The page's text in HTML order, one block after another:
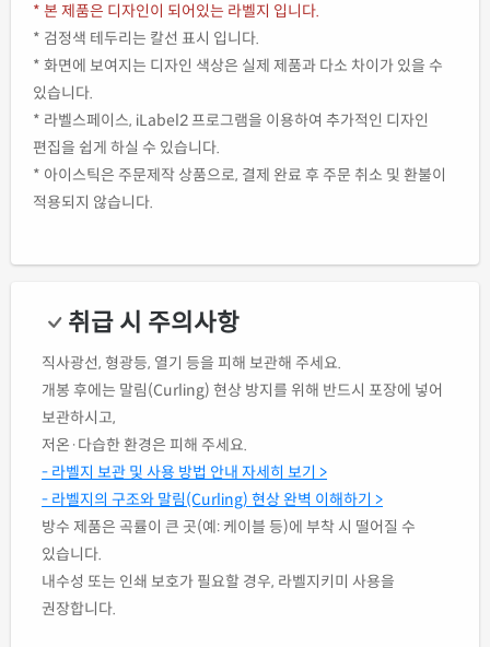
* 본 제품은 디자인이 되어있는 라벨지 입니다.
* 검정색 테두리는 칼선 표시 입니다.
* 화면에 보여지는 디자인 색상은 실제 제품과 다소 차이가 있을 수
있습니다.
* 라벨스페이스, iLabel2 프로그램을 이용하여 추가적인 디자인
편집을 쉽게 하실 수 있습니다.
* 아이스틱은 주문제작 상품으로, 결제 완료 후 주문 취소 및 환불이
적용되지 않습니다.
취급 시 주의사항
직사광선, 형광등, 열기 등을 피해 보관해 주세요.
개봉 후에는 말림(Curling) 현상 방지를 위해 반드시 포장에 넣어
보관하시고,
저온·다습한 환경은 피해 주세요.
- 라벨지 보관 및 사용 방법 안내 자세히 보기 >
- 라벨지의 구조와 말림(Curling) 현상 완벽 이해하기 >
방수 제품은 곡률이 큰 곳(예: 케이블 등)에 부착 시 떨어질 수
있습니다.
내수성 또는 인쇄 보호가 필요할 경우, 라벨지키미 사용을
권장합니다.